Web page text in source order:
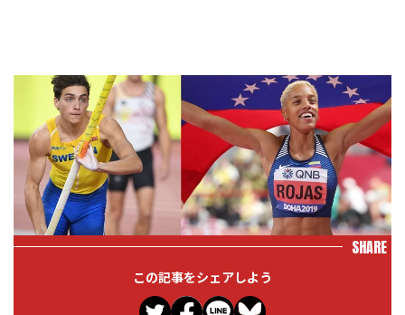
SHARE
この記事をシェアしよう